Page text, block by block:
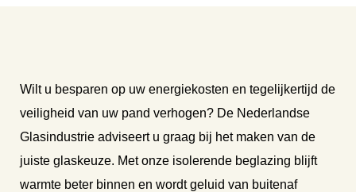
Wilt u besparen op uw energiekosten en tegelijkertijd de
veiligheid van uw pand verhogen? De Nederlandse
Glasindustrie adviseert u graag bij het maken van de
juiste glaskeuze. Met onze isolerende beglazing blijft
warmte beter binnen en wordt geluid van buitenaf